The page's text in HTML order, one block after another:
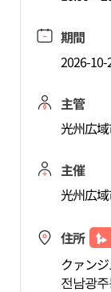
期間
2026-10-
主管
光州広
主催
光州広
住所
クァン
전남광